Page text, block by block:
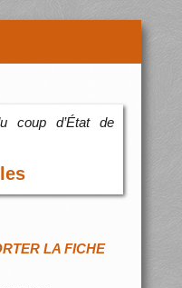
coup d’État de
LA FICHE